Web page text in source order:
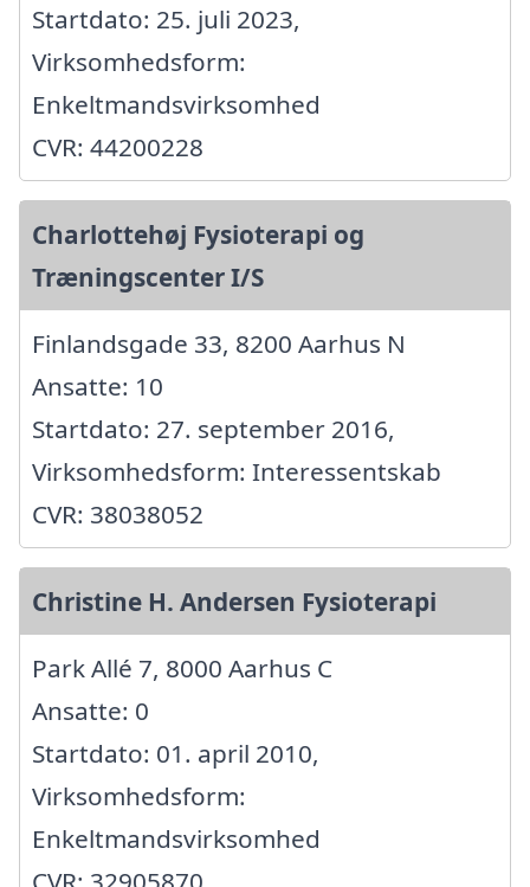
Startdato: 25. juli 2023,
Virksomhedsform:
Enkeltmandsvirksomhed
CVR: 44200228
Charlottehøj Fysioterapi og
Træningscenter I/S
Finlandsgade 33, 8200 Aarhus N
Ansatte: 10
Startdato: 27. september 2016,
Virksomhedsform: Interessentskab
CVR: 38038052
Christine H. Andersen Fysioterapi
Park Allé 7, 8000 Aarhus C
Ansatte: 0
Startdato: 01. april 2010,
Virksomhedsform:
Enkeltmandsvirksomhed